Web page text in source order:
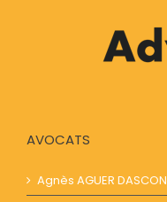
AVOCATS
Agnès AGUER​​ DASCON